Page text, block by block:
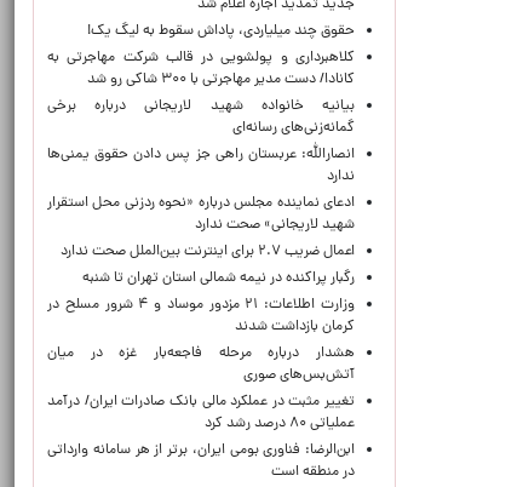
جدید تمدید اجاره اعلام شد
حقوق چند میلیاردی، پاداش سقوط به لیگ یک!
کلاهبرداری و پولشویی در قالب شرکت مهاجرتی به
کانادا/ دست مدیر مهاجرتی با ۳۰۰ شاکی رو شد
بیانیه خانواده شهید لاریجانی درباره برخی
گمانه‌زنی‌های رسانه‌ای
انصارالله: عربستان راهی جز پس دادن حقوق یمنی‌ها
ندارد
ادعای نماینده مجلس درباره «نحوه ردزنی محل استقرار
شهید لاریجانی» صحت ندارد
اعمال ضریب ۲.۷ برای اینترنت بین‌الملل صحت ندارد
رگبار پراکنده در نیمه شمالی استان تهران تا شنبه
وزارت اطلاعات: ۲۱ مزدور موساد و ۴ شرور مسلح در
کرمان بازداشت شدند
هشدار درباره مرحله فاجعه‌بار غزه در میان
آتش‌بس‌های صوری
تغییر مثبت در عملکرد مالی بانک صادرات ایران/ درآمد
عملیاتی ۸۰ درصد رشد کرد
ابن‌الرضا: فناوری بومی ایران، برتر از هر سامانه وارداتی
در منطقه است